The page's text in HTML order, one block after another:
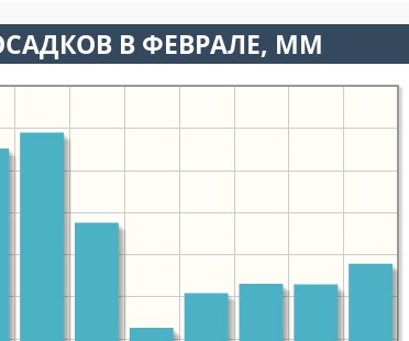
В ФЕВРАЛЕ, ММ